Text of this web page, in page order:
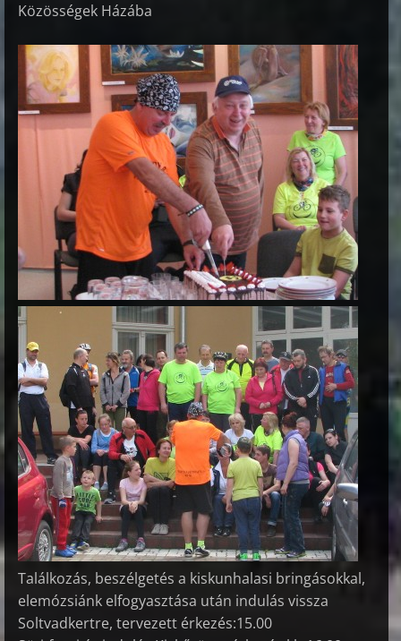
Közösségek Házába
Találkozás, beszélgetés a kiskunhalasi bringásokkal,
elemózsiánk elfogyasztása után indulás vissza
Soltvadkertre, tervezett érkezés:15.00